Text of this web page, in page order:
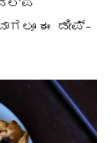
ಈ ಡೀಪ್-